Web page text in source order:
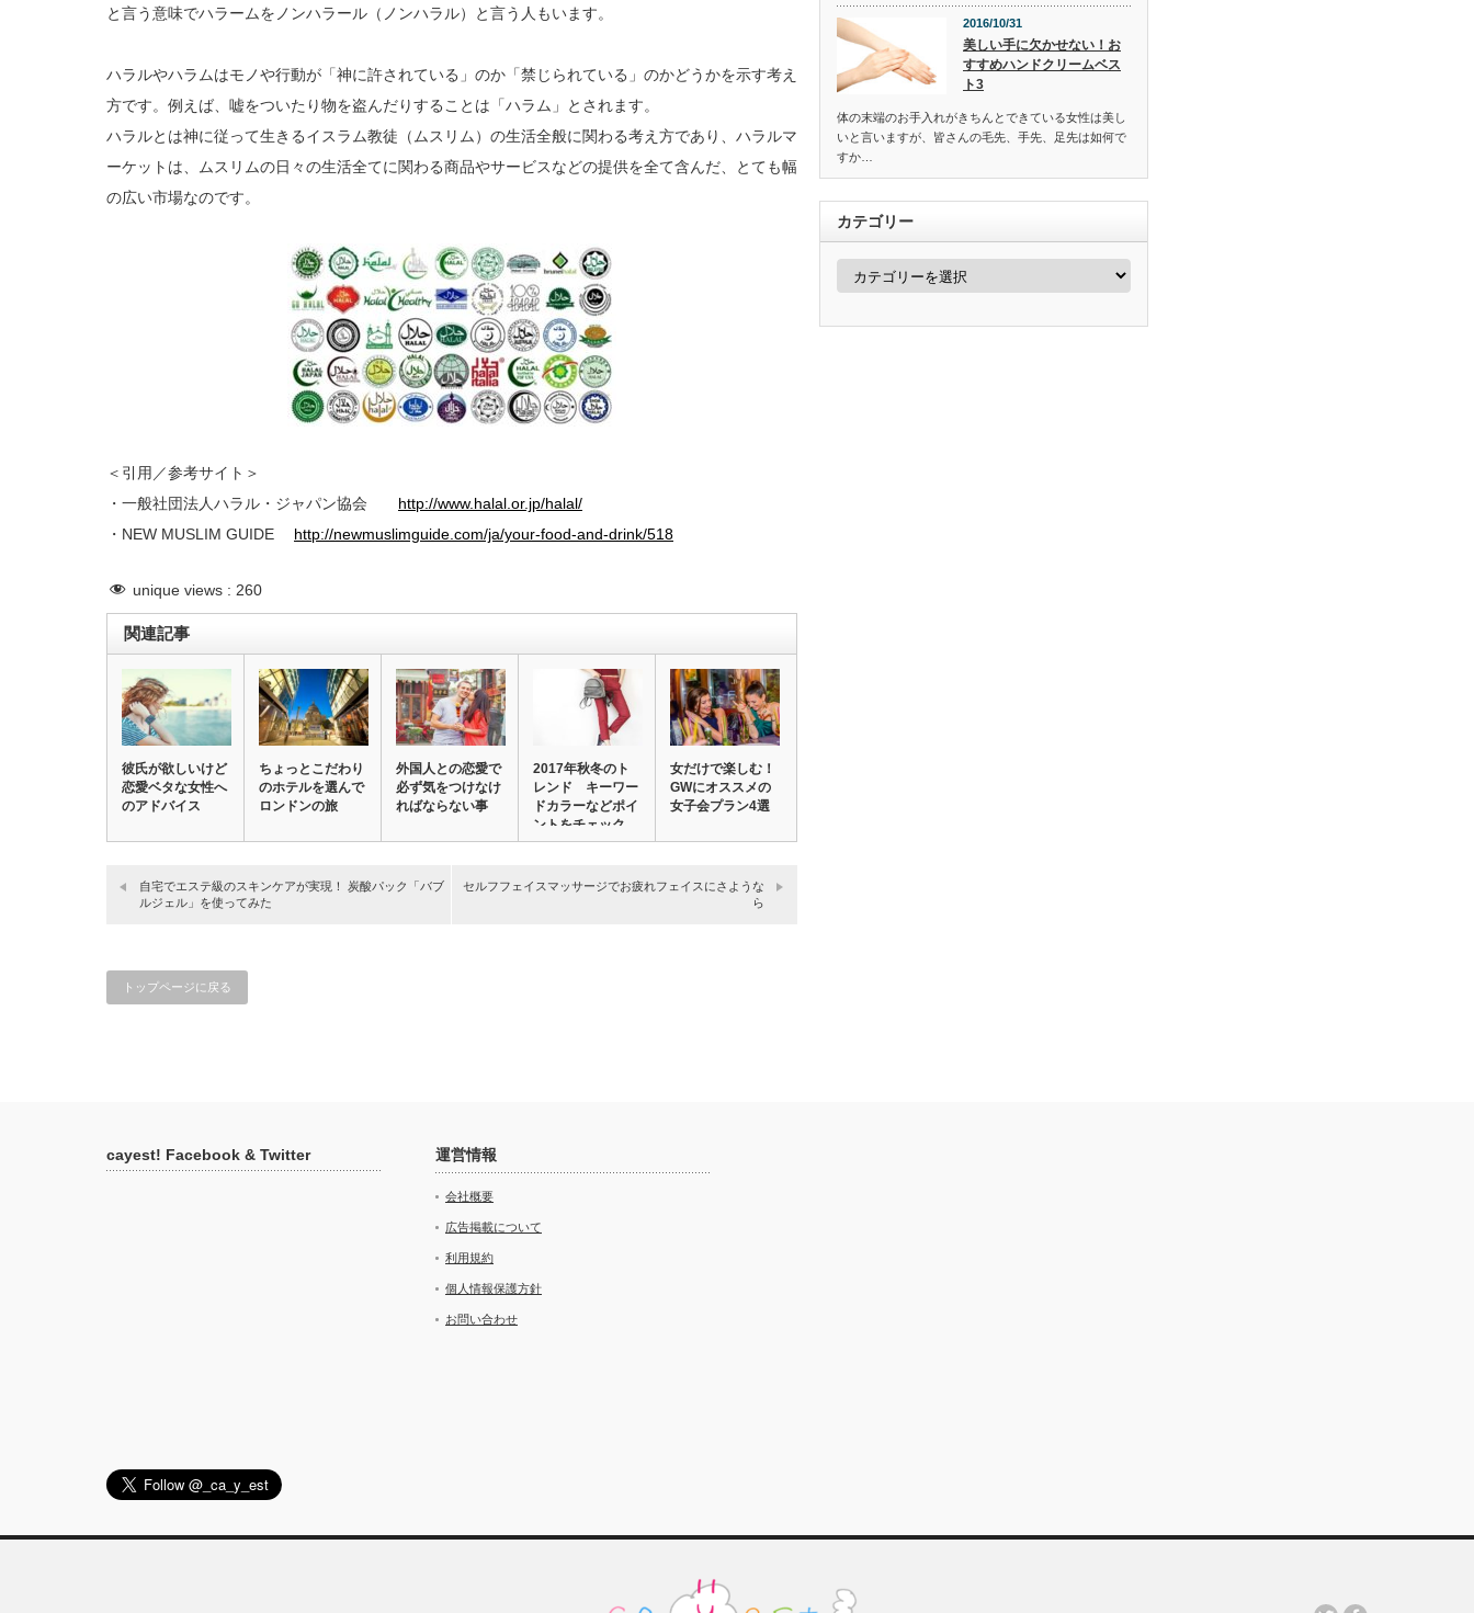
と言う意味でハラームをノンハラール（ノンハラル）と言う人もいます。
ハラルやハラムはモノや行動が「神に許されている」のか「禁じられている」のかどうかを示す考え
方です。例えば、嘘をついたり物を盗んだりすることは「ハラム」とされます。
ハラルとは神に従って生きるイスラム教徒（ムスリム）の生活全般に関わる考え方であり、ハラルマ
ーケットは、ムスリムの日々の生活全てに関わる商品やサービスなどの提供を全て含んだ、とても幅
の広い市場なのです。
＜引用／参考サイト＞
・一般社団法人ハラル・ジャパン協会 http://www.halal.or.jp/halal/
・NEW MUSLIM GUIDE http://newmuslimguide.com/ja/your-food-and-drink/518
unique views : 260
関連記事
彼氏が欲しいけど
恋愛ベタな女性へ
のアドバイス
ちょっとこだわり
のホテルを選んで
ロンドンの旅
外国人との恋愛で
必ず気をつけなけ
ればならない事
2017年秋冬のト
レンド キーワー
ドカラーなどポイ
ントをチェック…
女だけで楽しむ！
GWにオススメの
女子会プラン4選
自宅でエステ級のスキンケアが実現！ 炭酸パック「バブ
ルジェル」を使ってみた
セルフフェイスマッサージでお疲れフェイスにさような
ら
トップページに戻る
2016/10/31
美しい手に欠かせない！お
すすめハンドクリームベス
ト3
体の末端のお手入れがきちんとできている女性は美し
いと言いますが、皆さんの毛先、手先、足先は如何で
すか…
カテゴリー
カ
ー
cayest! Facebook & Twitter 運営情報
会社概要
広告掲載について
利用規約
個人情報保護方針
お問い合わせ